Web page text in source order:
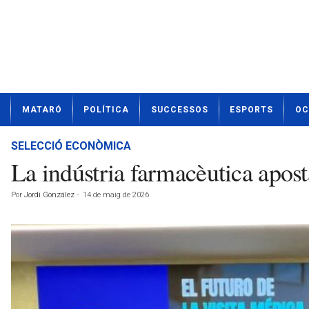
t
MATARÓ POLÍTICA SUCCESSOS ESPORTS OCI
SELECCIÓ ECONÒMICA
La indústria farmacèutica
Por Jordi González - 14 de maig de 2026